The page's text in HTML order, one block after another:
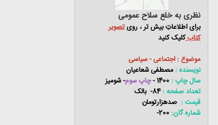
نظری به خلع سلاح عمومی
برای اطلاعاتِ بیش تر ، رویتصویر
کتابکلیک کنید
موضوع : اجتماعی - سیاسی
نویسنده : مصطفی شعاعیان
سال چاپ :
چاپ سوم- شومیز
تعداد صفحه :84- بالک
قیمت : صدهزارتومان
شماره گان: 200-